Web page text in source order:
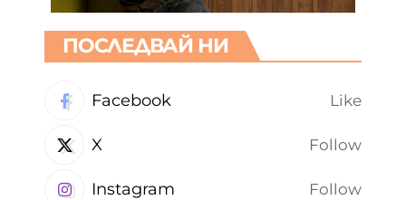
ПОСЛЕДВАЙ НИ
Facebook Like
X Follow
Instagram Follow